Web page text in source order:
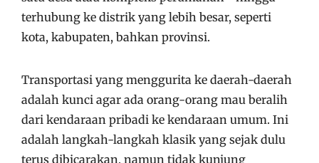
terhubung ke distrik yang lebih besar, seperti
kota, kabupaten, bahkan provinsi.
Transportasi yang menggurita ke daerah-daerah
adalah kunci agar ada orang-orang mau beralih
dari kendaraan pribadi ke kendaraan umum. Ini
adalah langkah-langkah klasik yang sejak dulu
terus dibicarakan, namun tidak kunjung